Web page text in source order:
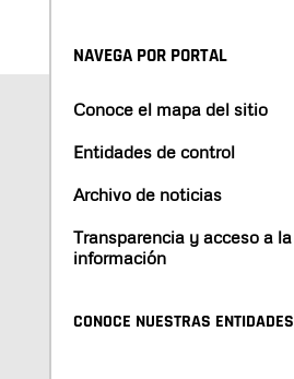
NAVEGA POR PORTAL
Conoce el mapa del sitio
Entidades de control
Archivo de noticias
Transparencia y acceso a la
información
CONOCE NUESTRAS ENTIDADES